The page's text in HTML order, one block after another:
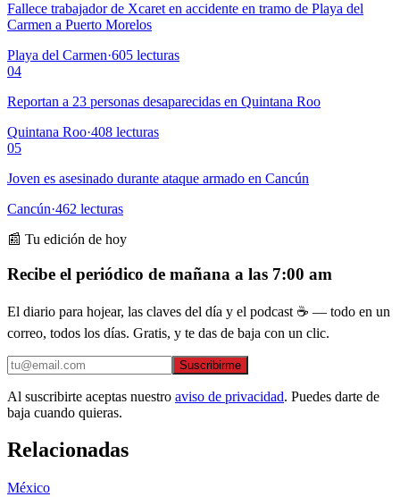
Fallece trabajador de Xcaret en accidente en tramo de Playa del
Carmen a Puerto Morelos
Playa del Carmen·605 lecturas
04
Reportan a 23 personas desaparecidas en Quintana Roo
Quintana Roo·408 lecturas
05
Joven es asesinado durante ataque armado en Cancún
Cancún·462 lecturas
📰 Tu edición de hoy
Recibe el periódico de mañana a las 7:00 am
El diario para hojear, las claves del día y el podcast ☕ — todo en un
correo, todos los días. Gratis, y te das de baja con un clic.
Suscribirme
Al suscribirte aceptas nuestro aviso de privacidad. Puedes darte de
baja cuando quieras.
Relacionadas
México